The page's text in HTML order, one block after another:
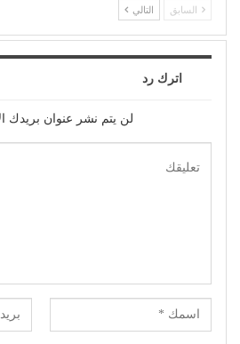
السابق التالي
اترك رد
لن يتم نشر عنوان بريدك